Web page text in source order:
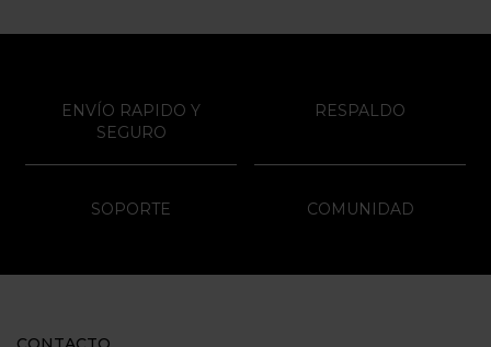
ENVÍO RAPIDO Y
SEGURO
RESPALDO
SOPORTE COMUNIDAD